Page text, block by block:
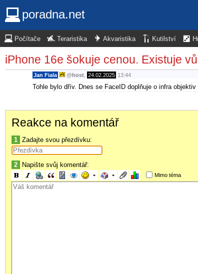
poradna.net
Počítače Teraristika Akvaristika Kutilství
iPhone 16e šokuje cenou. Existuje
Jan Fiala @host 24.02.2025 13:44
Tohle bylo dřív. Dnes se FaceID doplňuje o infra
Reakce na komentář
1 Zadajte svou přezdívku:
2 Napište svůj komentář:
Mimo téma